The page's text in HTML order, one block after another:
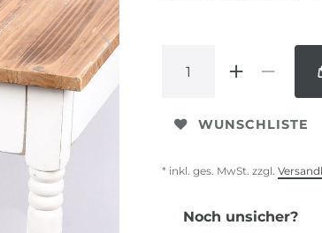
WUNSCHLISTE
* inkl. ges. MwSt. zzgl.
Noch unsicher?